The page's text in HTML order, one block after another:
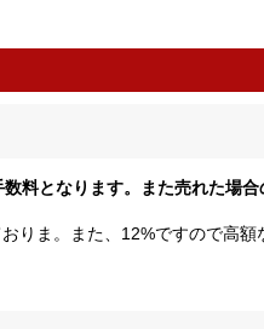
料となります。また売れた場
りま。また、12%ですので高額